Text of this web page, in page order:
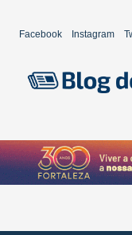
Facebook Instagram